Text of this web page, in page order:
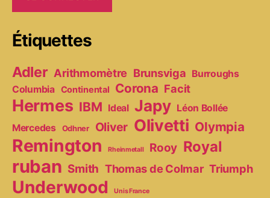
Étiquettes
Adler Arithmomètre Brunsviga Burroughs
Columbia Continental Corona Facit
Hermes IBM Ideal Japy Léon Bollée
Mercedes
Odhner Oliver Olivetti Olympia
Remington Rheinmetall Rooy Royal
ruban Smith Thomas de Colmar Triumph
Underwood Unis France